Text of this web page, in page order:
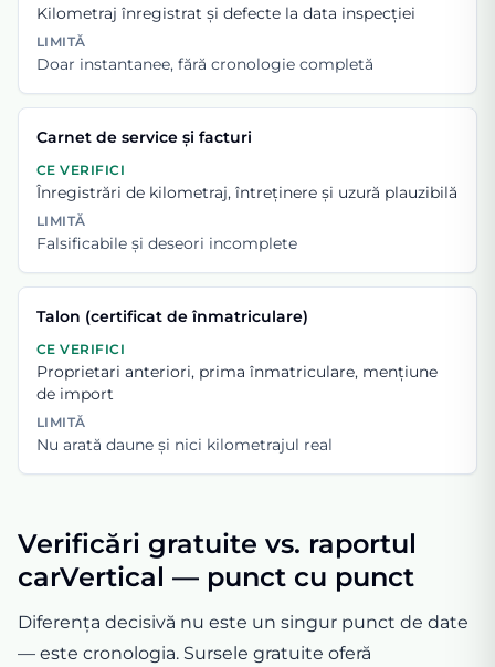
Kilometraj înregistrat și defecte la data inspecției
LIMITĂ
Doar instantanee, fără cronologie completă
Carnet de service și facturi
CE VERIFICI
Înregistrări de kilometraj, întreținere și uzură plauzibilă
LIMITĂ
Falsificabile și deseori incomplete
Talon (certificat de înmatriculare)
CE VERIFICI
Proprietari anteriori, prima înmatriculare, mențiune
de import
LIMITĂ
Nu arată daune și nici kilometrajul real
Verificări gratuite vs. raportul
carVertical — punct cu punct
Diferența decisivă nu este un singur punct de date
— este cronologia. Sursele gratuite oferă